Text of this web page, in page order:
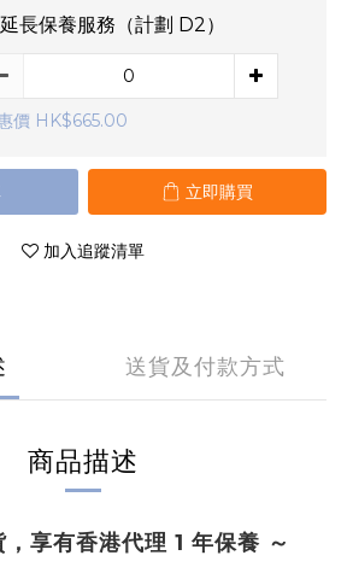
長保養服務（計劃 D2）
價 HK$665.00
立即購買
加入追蹤清單
送貨及付款方式
商品描述
享有香港代理 1 年保養 ～